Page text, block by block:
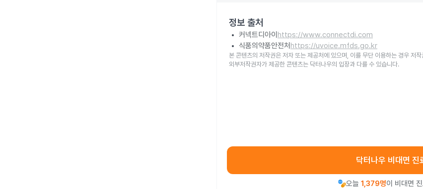
정보 출처
커넥트디아이 https://www.connectdi.com
식품의약품안전처 https://uvoice.mfds.go.kr
본 콘텐츠의 저작권은 저자 또는 제공처에 있으며, 이를 무단 이용하는 경우 저
외부저작권자가 제공한 콘텐츠는 닥터나우의 입장과 다를 수 있습니다.
닥터나우 비대면 진
오늘 1,379명이 비대면